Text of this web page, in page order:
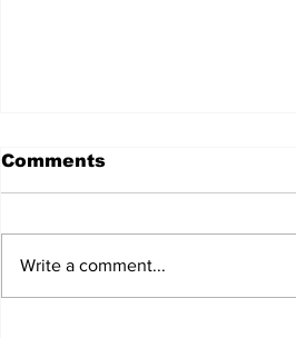
Comments
Write a comment...